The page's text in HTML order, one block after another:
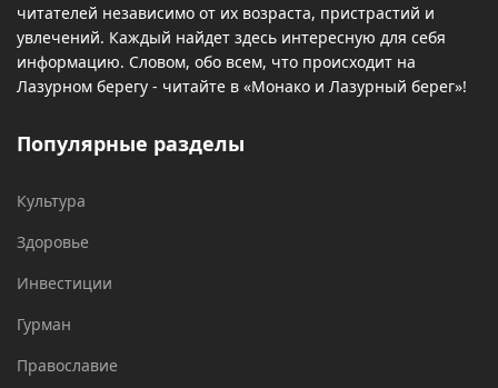
читателей независимо от их возраста, пристрастий и
увлечений. Каждый найдет здесь интересную для себя
информацию. Словом, обо всем, что происходит на
Лазурном берегу - читайте в «Монако и Лазурный берег»!
Популярные разделы
Культура
Здоровье
Инвестиции
Гурман
Православие